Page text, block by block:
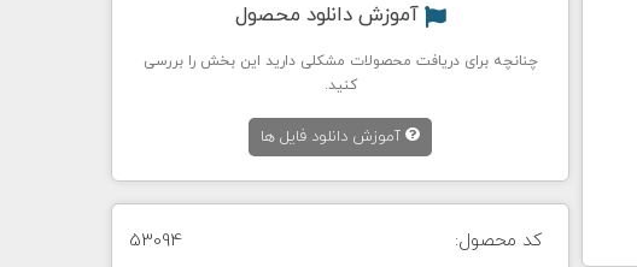
آموزش دانلود محصول
چنانچه برای دریافت محصولات مشکلی دارید این بخش را بررسی
کنید.
آموزش دانلود فایل ها
کد محصول: 53094